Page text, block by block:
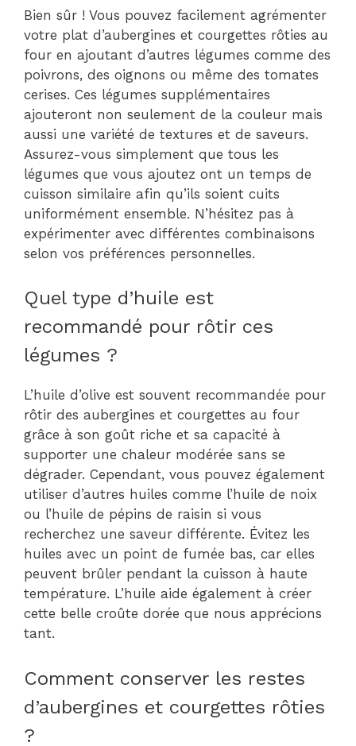
Bien sûr ! Vous pouvez facilement agrémenter
votre plat d’aubergines et courgettes rôties au
four en ajoutant d’autres légumes comme des
poivrons, des oignons ou même des tomates
cerises. Ces légumes supplémentaires
ajouteront non seulement de la couleur mais
aussi une variété de textures et de saveurs.
Assurez-vous simplement que tous les
légumes que vous ajoutez ont un temps de
cuisson similaire afin qu’ils soient cuits
uniformément ensemble. N’hésitez pas à
expérimenter avec différentes combinaisons
selon vos préférences personnelles.
Quel type d’huile est
recommandé pour rôtir ces
légumes ?
L’huile d’olive est souvent recommandée pour
rôtir des aubergines et courgettes au four
grâce à son goût riche et sa capacité à
supporter une chaleur modérée sans se
dégrader. Cependant, vous pouvez également
utiliser d’autres huiles comme l’huile de noix
ou l’huile de pépins de raisin si vous
recherchez une saveur différente. Évitez les
huiles avec un point de fumée bas, car elles
peuvent brûler pendant la cuisson à haute
température. L’huile aide également à créer
cette belle croûte dorée que nous apprécions
tant.
Comment conserver les restes
d’aubergines et courgettes rôties
?